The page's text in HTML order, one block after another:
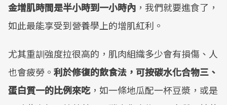
金增肌時間是半小時到一小時內 ，我們就要進食了，
如此最能享受到營養學上的增肌紅利。
尤其重訓強度拉很高的，肌肉組織多少會有損傷、人
也會疲勞。 利於修復的飲食法，可按碳水化合物三、
蛋白質一的比例來吃，如一條地瓜配一杯豆漿，或是